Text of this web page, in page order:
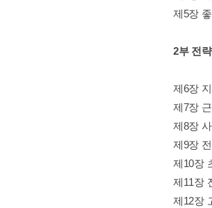
제5장
2부 전
제6장
제7장
제8장
제9장
제10장
제11장
제12장